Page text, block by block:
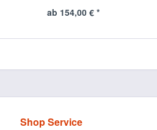
ab 154,00 € *
Shop Service